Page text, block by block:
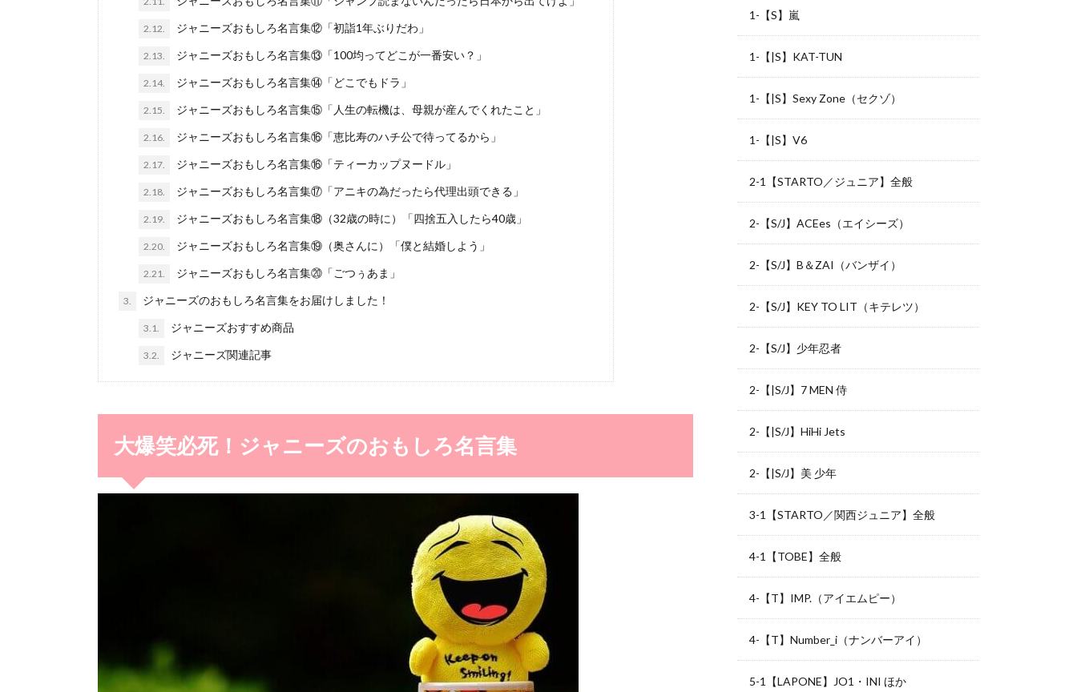
2.12. ジャニーズおもしろ名言集⑫「初詣1年ぶりだわ」
2.13. ジャニーズおもしろ名言集⑬「100均ってどこが一番安い？」
2.14. ジャニーズおもしろ名言集⑭「どこでもドラ」
2.15. ジャニーズおもしろ名言集⑮「人生の転機は、母親が産んでくれたこと」
2.16. ジャニーズおもしろ名言集⑯「恵比寿のハチ公で待ってるから」
2.17. ジャニーズおもしろ名言集⑯「ティーカップヌードル」
2.18. ジャニーズおもしろ名言集⑰「アニキの為だったら代理出頭できる」
2.19. ジャニーズおもしろ名言集⑱（32歳の時に）「四捨五入したら40歳」
2.20. ジャニーズおもしろ名言集⑲（奥さんに）「僕と結婚しよう」
2.21. ジャニーズおもしろ名言集⑳「ごつぅあま」
3. ジャニーズのおもしろ名言集をお届けしました！
3.1. ジャニーズおすすめ商品
3.2. ジャニーズ関連記事
大爆笑必死！ジャニーズのおもしろ名言集
1-【S】嵐
1-【|S】KAT-TUN
1-【|S】Sexy Zone（セクゾ）
1-【|S】V6
2-1【STARTO／ジュニア】全般
2-【S/J】ACEes（エイシーズ）
2-【S/J】B＆ZAI（バンザイ）
2-【S/J】KEY TO LIT（キテレツ）
2-【S/J】少年忍者
2-【|S/J】7 MEN 侍
2-【|S/J】HiHi Jets
2-【|S/J】美 少年
3-1【STARTO／関西ジュニア】全般
4-1【TOBE】全般
4-【T】IMP.（アイエムピー）
4-【T】Number_i（ナンバーアイ）
5-1【LAPONE】JO1・INI ほか